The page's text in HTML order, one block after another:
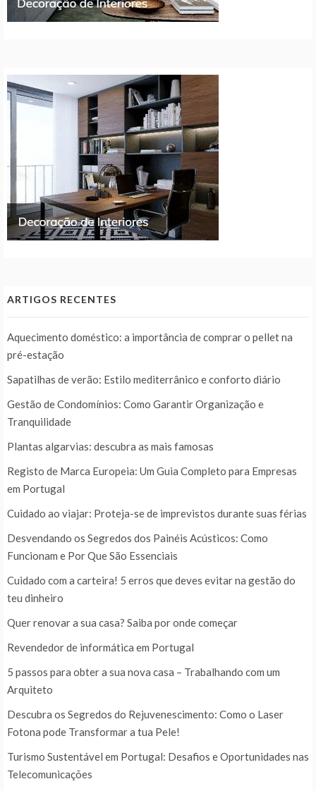
ARTIGOS RECENTES
Aquecimento doméstico: a importância de comprar o pellet na
pré-estação
Sapatilhas de verão: Estilo mediterrânico e conforto diário
Gestão de Condomínios: Como Garantir Organização e
Tranquilidade
Plantas algarvias: descubra as mais famosas
Registo de Marca Europeia: Um Guia Completo para Empresas
em Portugal
Cuidado ao viajar: Proteja-se de imprevistos durante suas férias
Desvendando os Segredos dos Painéis Acústicos: Como
Funcionam e Por Que São Essenciais
Cuidado com a carteira! 5 erros que deves evitar na gestão do
teu dinheiro
Quer renovar a sua casa? Saiba por onde começar
Revendedor de informática em Portugal
5 passos para obter a sua nova casa – Trabalhando com um
Arquiteto
Descubra os Segredos do Rejuvenescimento: Como o Laser
Fotona pode Transformar a tua Pele!
Turismo Sustentável em Portugal: Desafios e Oportunidades nas
Telecomunicações